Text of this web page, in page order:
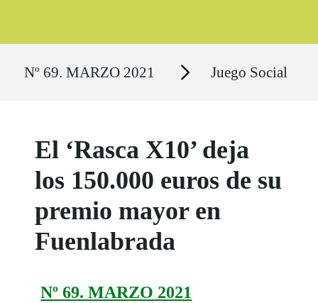
Nº 69. MARZO 2021 Secciones Juego Social
El ‘Rasca X10’ deja
los 150.000 euros de su
premio mayor en
Fuenlabrada
Nº 69. MARZO 2021